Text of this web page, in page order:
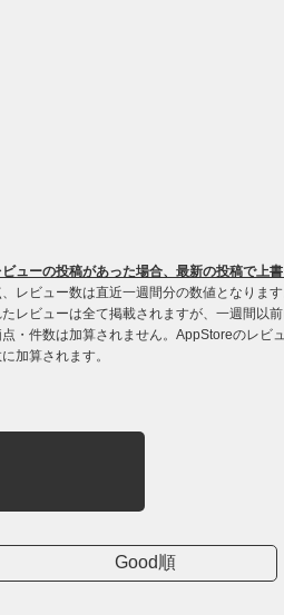
ューの投稿があった場合、最新の投稿で上書
レビュー数は直近一週間分の数値となりま
レビューは全て掲載されますが、一週間以
・件数は加算されません。AppStoreのレビ
加算されます。
Good順